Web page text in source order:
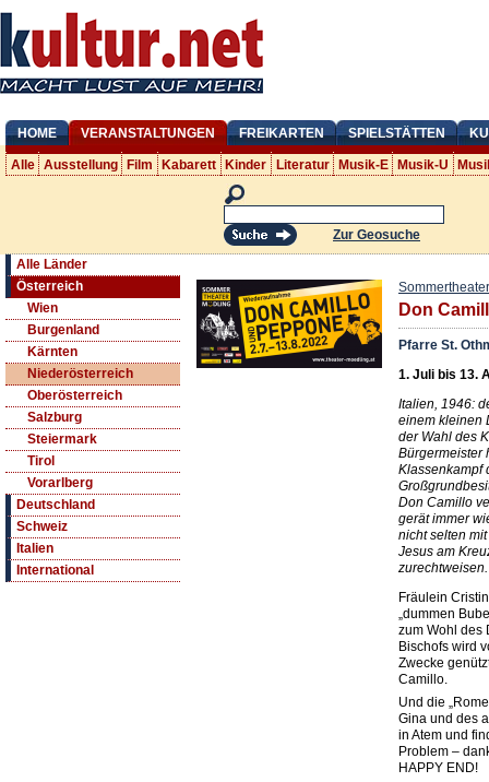
HOME VERANSTALTUNGEN FREIKARTEN SPIELSTÄTTEN
Alle Ausstellung Film Kabarett Kinder Literatur Musik-E Musik-U
Zur Geosuche
Alle Länder
Österreich
Wien
Burgenland
Kärnten
Niederösterreich
Oberösterreich
Salzburg
Steiermark
Tirol
Vorarlberg
Deutschland
Schweiz
Italien
International
Don
Pfarre St.
1. Juli bis 13.
Italien, 1946:
einem kleinen
der Wahl des
Bürgermeister
Klassenkampf
Don Camillo
gerät immer
nicht selten
Jesus am
zurechtweisen.
Fräulein
„dummen
zum Wohl des
Bischofs wird
Zwecke
Camillo.
Und die
Gina und des
in Atem und
Problem –
HAPPY END!